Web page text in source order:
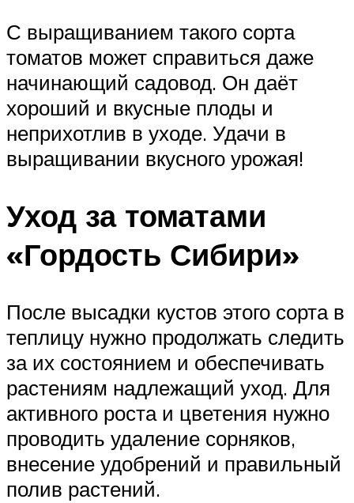
С выращиванием такого сорта
томатов может справиться даже
начинающий садовод. Он даёт
хороший и вкусные плоды и
неприхотлив в уходе. Удачи в
выращивании вкусного урожая!
Уход за томатами
«Гордость Сибири»
После высадки кустов этого сорта в
теплицу нужно продолжать следить
за их состоянием и обеспечивать
растениям надлежащий уход. Для
активного роста и цветения нужно
проводить удаление сорняков,
внесение удобрений и правильный
полив растений.